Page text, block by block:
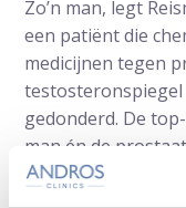
Zo’n man, legt
een patiënt die
medicijnen tegen
gedonderd. De
man én de
erectiestoornissen
prestatiegerichte